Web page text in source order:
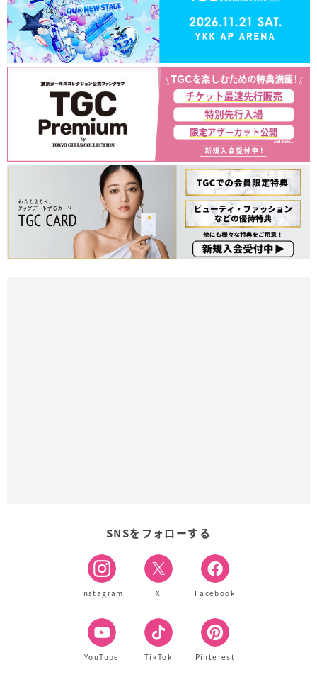
SNSをフォローする
Instagram X Facebook
YouTube TikTok Pinterest